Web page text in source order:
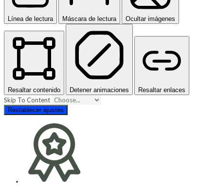
Línea de lectura Máscara de lectura Ocultar imágenes
Resaltar contenido Detener animaciones Resaltar enlaces
Skip To Content
Restablecer ajustes